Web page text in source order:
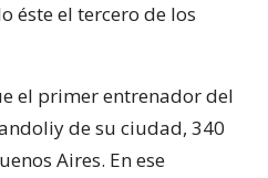
éste el tercero de los
el primer entrenador del
de su ciudad, 340
Aires. En ese